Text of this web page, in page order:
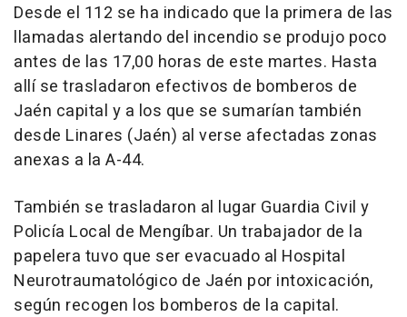
Desde el 112 se ha indicado que la primera de las
llamadas alertando del incendio se produjo poco
antes de las 17,00 horas de este martes. Hasta
allí se trasladaron efectivos de bomberos de
Jaén capital y a los que se sumarían también
desde Linares (Jaén) al verse afectadas zonas
anexas a la A-44.
También se trasladaron al lugar Guardia Civil y
Policía Local de Mengíbar. Un trabajador de la
papelera tuvo que ser evacuado al Hospital
Neurotraumatológico de Jaén por intoxicación,
según recogen los bomberos de la capital.